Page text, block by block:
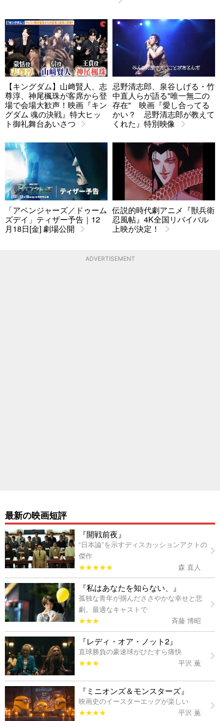
【キングダム】山﨑賢人、志
尊淳、神尾楓珠が客席から登
場で会場大歓声！映画『キン
グダム 魂の決戦』特大ヒッ
ト御礼舞台あいさつ
忌野清志郎、泉谷しげる・竹
中直人らが語る"唯一無二の
存在" 映画『愛し合ってる
かい？ 忌野清志郎が教えて
くれた』特別映像
「アベンジャーズ／ドゥーム
ズデイ」ティザー予告｜12
月18日[金] 劇場公開
伝説的時代劇アニメ『獣兵衛
忍風帖』4K全国リバイバル
上映が決定！
ADVERTISEMENT
最新の映画短評
『開戦前夜』
“日本論”を示すディスカッションアクトの
傑作
★★★★★
森 直人
『私はあなたを知らない、』
孤独な青年が掴んだささやかな幸せと悲
劇。最適なキャストで
★★★
斉藤 博昭
『レディ・オア・ノット2』
直球勝負の豪速球がひたすら痛快
★★★
平沢 薫
『ミニオンズ＆モンスターズ』
映画史のイースターエッグが楽しい
★★★★
平沢 薫